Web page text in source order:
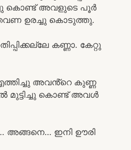
കൊണ്ട് അവളുടെ പൂർ
തവണ ഉരച്ചു കൊടുത്തു.
കണ്ണാ. കേറ്റു
അവൻ്റെ കുണ്ണ
മുട്ടിച്ചു കൊണ്ട് അവൾ
അങ്ങനെ… ഇനി ഊരി